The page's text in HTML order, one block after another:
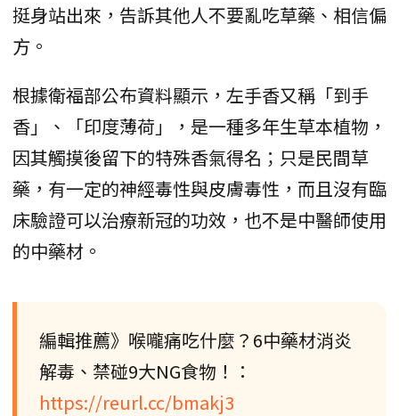
挺身站出來，告訴其他人不要亂吃草藥、相信偏
方。
根據衛福部公布資料顯示，左手香又稱「到手
香」、「印度薄荷」，是一種多年生草本植物，
因其觸摸後留下的特殊香氣得名；只是民間草
藥，有一定的神經毒性與皮膚毒性，而且沒有臨
床驗證可以治療新冠的功效，也不是中醫師使用
的中藥材。
編輯推薦》喉嚨痛吃什麼？6中藥材消炎
解毒、禁碰9大NG食物！：
https://reurl.cc/bmakj3